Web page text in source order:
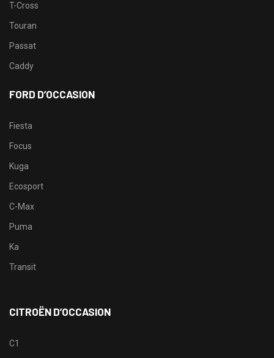
T-Cross
Touran
Passat
Caddy
FORD D’OCCASION
Fiesta
Focus
Kuga
Ecosport
C-Max
Puma
Ka
Transit
CITROËN D’OCCASION
C1